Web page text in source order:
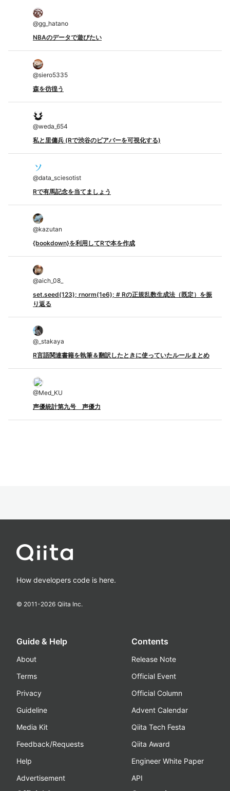
@gg_hatano
NBAのデータで遊びたい
@siero5335
森を彷徨う
@weda_654
私と里傭兵 (Rで渋谷のビアバーを可視化する)
@data_sciesotist
Rで有馬記念を当てましょう
@kazutan
{bookdown}を利用してRで本を作成
@aich_08_
set.seed(123); rnorm(1e6); # Rの正規乱数生成法（既定）を振
り返る
@ _stakaya
R言語関連書籍を執筆＆翻訳したときに使っていたルールまとめ
@Med_KU
声優統計第九号 声優力
How developers code is here.
© 2011-2026 Qiita Inc.
Guide & Help
About
Terms
Privacy
Guideline
Media Kit
Feedback/Requests
Help
Advertisement
Contents
Release Note
Official Event
Official Column
Advent Calendar
Qiita Tech Festa
Qiita Award
Engineer White Paper
API